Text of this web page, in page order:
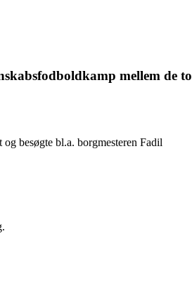
mellem de to
besøgte bl.a. borgmesteren Fadil